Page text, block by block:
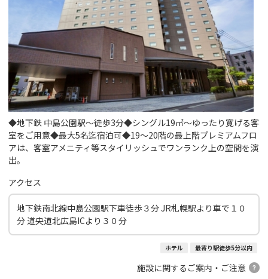
◆地下鉄 中島公園駅～徒歩3分◆シングル19㎡～ゆったり寛げる客
室をご用意◆最大5名迄宿泊可◆19～20階の最上階プレミアムフロ
アは、客室アメニティ等スタイリッシュでワンランク上の空間を演
出。
アクセス
地下鉄南北線中島公園駅下車徒歩３分 JR札幌駅より車で１０
分 道央道北広島ICより３０分
ホテル 最寄り駅徒歩5分以内
施設に関するご案内・ご注意